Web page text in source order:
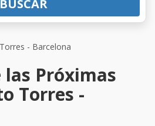
- Barcelona
BUSCAR
Próximas
Torres -